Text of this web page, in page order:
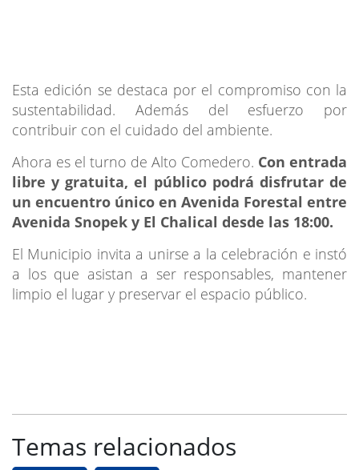
Esta edición se destaca por el compromiso con la
sustentabilidad. Además del esfuerzo por
contribuir con el cuidado del ambiente.
Ahora es el turno de Alto Comedero. Con entrada
libre y gratuita, el público podrá disfrutar de
un encuentro único en Avenida Forestal entre
Avenida Snopek y El Chalical desde las 18:00.
El Municipio invita a unirse a la celebración e instó
a los que asistan a ser responsables, mantener
limpio el lugar y preservar el espacio público.
Temas relacionados